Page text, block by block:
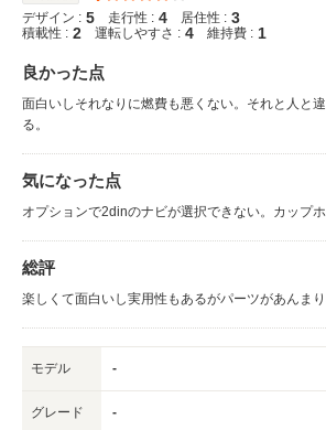
デザイン : 5 走行性 : 4 居住性 : 3
積載性 : 2 運転しやすさ : 4 維持費 : 1
良かった点
面白いしそれなりに燃費も悪くない。それと人と
る。
気になった点
オプションで2dinのナビが選択できない。カップホ
総評
楽しくて面白いし実用性もあるがパーツがあんまり
モデル -
グレード -